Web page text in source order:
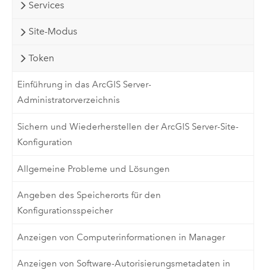
Services
Site-Modus
Token
Einführung in das ArcGIS Server-
Administratorverzeichnis
Sichern und Wiederherstellen der ArcGIS Server-Site-
Konfiguration
Allgemeine Probleme und Lösungen
Angeben des Speicherorts für den
Konfigurationsspeicher
Anzeigen von Computerinformationen in Manager
Anzeigen von Software-Autorisierungsmetadaten in